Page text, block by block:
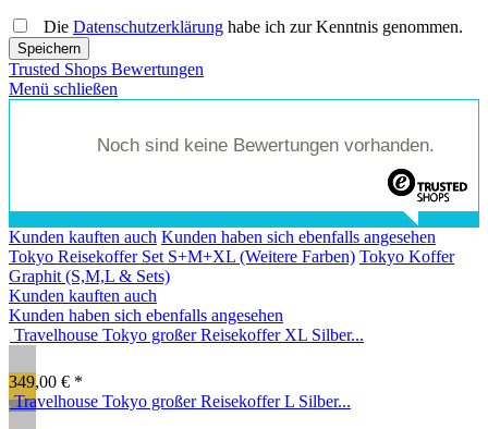
Die Datenschutzerklärung habe ich zur Kenntnis genommen.
Speichern
Trusted Shops Bewertungen
Menü schließen
Noch sind keine Bewertungen vorhanden.
Kunden kauften auch Kunden haben sich ebenfalls angesehen
Tokyo Reisekoffer Set S+M+XL (Weitere Farben) Tokyo Koffer
Graphit (S,M,L & Sets)
Kunden kauften auch
Kunden haben sich ebenfalls angesehen
Travelhouse Tokyo großer Reisekoffer XL Silber...
349,00 € *
Travelhouse Tokyo großer Reisekoffer L Silber...